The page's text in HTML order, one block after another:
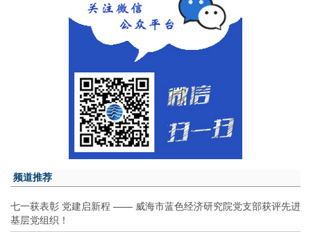
频道推荐
七一获表彰 党建启新程 —— 威海市蓝色经济研究院党支部获评先进
基层党组织！